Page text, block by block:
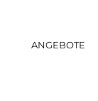
ANGEBOTE